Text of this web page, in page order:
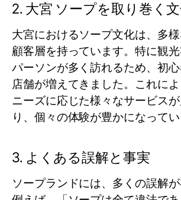
2. 大宮 ソープを取り巻く
大宮におけるソープ文化は、多
顧客層を持っています。特に観
パーソンが多く訪れるため、初
店舗が増えてきました。これに
ニーズに応じた様々なサービス
り、個々の体験が豊かになってい
3. よくある誤解と事実
ソープランドには、多くの誤解が